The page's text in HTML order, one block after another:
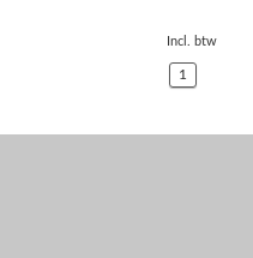
Incl. btw
1